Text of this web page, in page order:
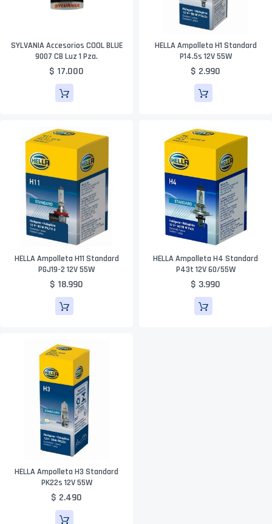
SYLVANIA Accesorios COOL BLUE
9007 CB Luz 1 Pza.
$ 17.000
HELLA Ampolleta H1 Standard
P14.5s 12V 55W
$ 2.990
HELLA Ampolleta H11 Standard
PGJ19-2 12V 55W
$ 18.990
HELLA Ampolleta H4 Standard
P43t 12V 60/55W
$ 3.990
HELLA Ampolleta H3 Standard
PK22s 12V 55W
$ 2.490